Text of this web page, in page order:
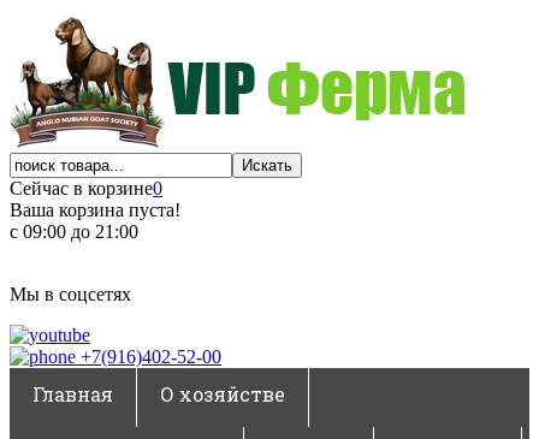
Сейчас в корзине0
Ваша корзина пуста!
с 09:00 до 21:00
Мы в соцсетях
+7(916)402-52-00
Главная О хозяйстве